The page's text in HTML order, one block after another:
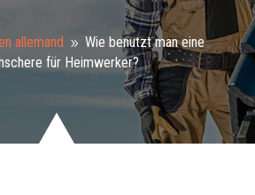
allemand 9 Wie benutzt man eine
für Heimwerker?